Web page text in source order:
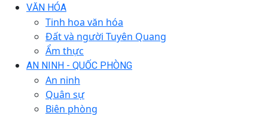
VĂN HÓA
Tinh hoa văn hóa
Đất và người Tuyên Quang
Ẩm thực
AN NINH - QUỐC PHÒNG
An ninh
Quân sự
Biên phòng